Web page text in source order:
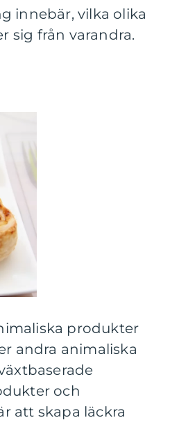
innebär, vilka olika
sig från varandra.
produkter
andra animaliska
och
att skapa läckra